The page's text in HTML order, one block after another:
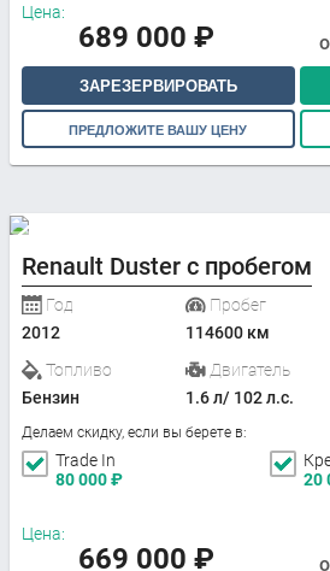
Цена:
689 000 ₽
ЗАРЕЗЕРВИРОВАТЬ
ПРЕДЛОЖИТЕ ВАШУ ЦЕНУ
Renault Duster с пробегом
Год
2012
Пробег
114600 км
Топливо
Бензин
Двигатель
1.6 л/ 102 л.с.
Делаем скидку, если вы берете в:
Trade In
80 000₽
20
Цена:
669 000 ₽